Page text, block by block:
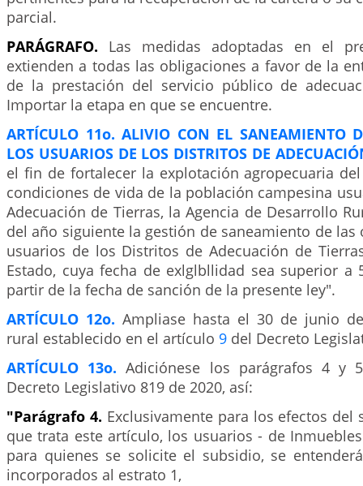
parcial.
PARÁGRAFO. Las medidas adoptadas en el
extienden a todas las obligaciones a favor de la
de la prestación del servicio público de
Importar la etapa en que se encuentre.
ARTÍCULO 11o. ALIVIO CON EL SANEAMIENTO
LOS USUARIOS DE LOS DISTRITOS DE
el fin de fortalecer la explotación agropecuaria
condiciones de vida de la población campesina
Adecuación de Tierras, la Agencia de Desarrollo
del año siguiente la gestión de saneamiento de las
usuarios de los Distritos de Adecuación de
Estado, cuya fecha de exlglbllidad sea superior a
partir de la fecha de sanción de la presente ley".
ARTÍCULO 12o. Ampliase hasta el 30 de junio
rural establecido en el artículo 9 del Decreto
ARTÍCULO 13o. Adiciónese los parágrafos 4
Decreto Legislativo 819 de 2020, así:
"Parágrafo 4. Exclusivamente para los efectos
que trata este artículo, los usuarios - de
para quienes se solicite el subsidio, se
incorporados al estrato 1,